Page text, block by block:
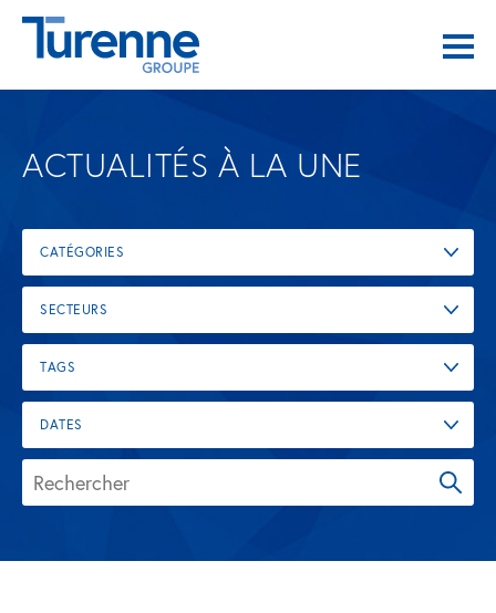
ACTUALITÉS À LA UNE
CATÉGORIES
SECTEURS
TAGS
DATES